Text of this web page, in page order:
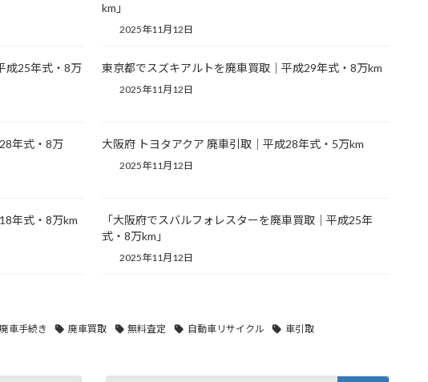
km」
2025年11月12日
成25年式・8万
東京都でスズキアルトを廃車買取｜平成29年式・8万km
2025年11月12日
年式・8万
大阪府 トヨタアクア 廃車引取｜平成28年式・5万km
2025年11月12日
年式・8万km
「大阪府でスバルフォレスターを廃車買取｜平成25年
式・8万km」
2025年11月12日
廃車手続き 廃車買取 無料査定 自動車リサイクル 車引取